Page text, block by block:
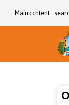
Main content